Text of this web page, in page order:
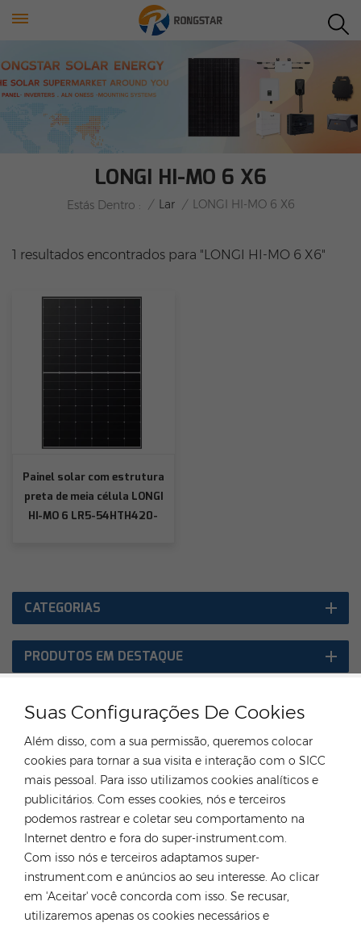
Suas Configurações De Cookies
Além disso, com a sua permissão, queremos colocar
cookies para tornar a sua visita e interação com o SICC
mais pessoal. Para isso utilizamos cookies analíticos e
publicitários. Com esses cookies, nós e terceiros
podemos rastrear e coletar seu comportamento na
Internet dentro e fora do super-instrument.com.
Com isso nós e terceiros adaptamos super-
instrument.com e anúncios ao seu interesse. Ao clicar
em 'Aceitar' você concorda com isso. Se recusar,
utilizaremos apenas os cookies necessários e
LONGI HI-MO 6 X6
Estás Dentro : / Lar / LONGI HI-MO 6 X6
1 resultados encontrados para "LONGI HI-MO 6 X6"
Painel solar com estrutura
preta de meia célula LONGI
HI-MO 6 LR5-54HTH420-
CATEGORIAS
PRODUTOS EM DESTAQUE
CONTATE NOSSO ESPECIALISTA
Alemanha
Tel :+49 176 55258880
E-mail :
anna@rongstar.com
Escritório e Armazém :Industriestraße 40,
52457 Aldenhoven, Deutschland
Hong Kong